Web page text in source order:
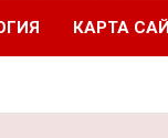
КАРТА